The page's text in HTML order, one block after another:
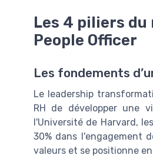
Les 4 piliers
People Officer
Les fondements
Le leadership
RH de développer une
l'Université de Harvard,
30% dans l'engagement
valeurs et se positionne